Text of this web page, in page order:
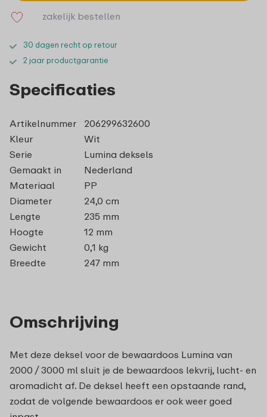
zakelijk bestellen
30 dagen recht op retour
2 jaar productgarantie
Omschrijving
Met deze deksel voor de bewaardoos Lumina van
2000 / 3000 ml sluit je de bewaardoos lekvrij, lucht- en
aromadicht af. De deksel heeft een opstaande rand,
zodat de volgende bewaardoos er ook weer goed
Specificaties
Artikelnummer
206299632600
Kleur
Wit
Serie
Lumina deksels
Gemaakt in
Nederland
Materiaal
PP
Diameter
24,0 cm
Lengte
235 mm
Hoogte
12 mm
Gewicht
0,1 kg
Breedte
247 mm